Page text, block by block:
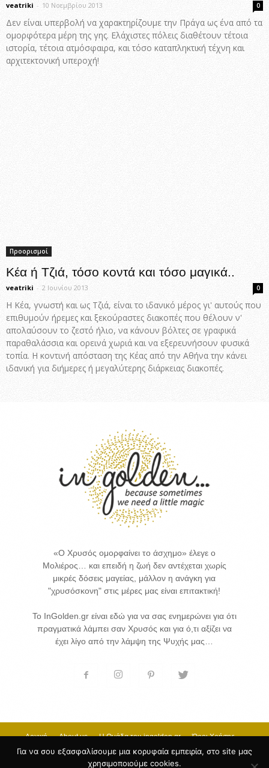
veatriki - 10 Νοεμβρίου 2013 0
Δεν είναι υπερβολή να χαρακτηρίζουμε την Πράγα ως ένα από τα
ομορφότερα μέρη της γης. Ελάχιστες πόλεις διαθέτουν τέτοια
ιστορία, τέτοια ατμόσφαιρα, και τόσο καταπληκτική τέχνη και
αρχιτεκτονική υπεροχή!
Προορισμοί
Κέα ή Τζιά, τόσο κοντά και τόσο μαγικά..
veatriki - 2 Ιουνίου 2013 0
Η Κέα, γνωστή και ως Τζιά, είναι το ιδανικό μέρος γι' αυτούς που
επιθυμούν ήρεμες και ξεκούραστες διακοπές που θέλουν ν'
απολαύσουν το ζεστό ήλιο, να κάνουν βόλτες σε γραφικά
παραθαλάσσια και ορεινά χωριά και να εξερευνήσουν φυσικά
τοπία. Η κοντινή απόσταση της Κέας από την Αθήνα την κάνει
ιδανική για διήμερες ή μεγαλύτερης διάρκειας διακοπές.
«Ο Χρυσός ομορφαίνει το άσχημο» έλεγε ο
Μολιέρος… και επειδή η ζωή δεν αντέχεται χωρίς
μικρές δόσεις μαγείας, μάλλον η ανάγκη για
"χρυσόσκονη" στις μέρες μας είναι επιτακτική!
Το InGolden.gr είναι εδώ για να σας ενημερώνει για ότι
πραγματικά λάμπει σαν Χρυσός και για ό,τι αξίζει να
έχει λίγο από την λάμψη της Ψυχής μας…
Αρχική About us H Ομάδα του ingolden.gr
Όροι Χρήσης
Επικοινωνία
Για να σου εξασφαλίσουμε μια κορυφαία εμπειρία, στο site μας
χρησιμοποιούμε cookies.